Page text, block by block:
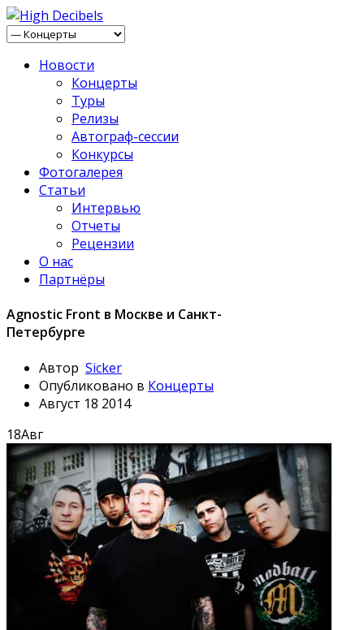
Новости
Концерты
Туры
Релизы
Автограф-сессии
Конкурсы
Фотогалерея
Статьи
Интервью
Отчеты
Рецензии
О нас
Партнёры
Agnostic Front в Москве и Санкт-
Петербурге
Автор Sicker
Опубликовано в Концерты
Август 18 2014
18Авг